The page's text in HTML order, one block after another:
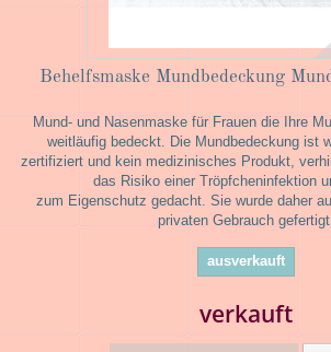
Behelfsmaske Mundbedeckung
Mund- und Nasenmaske für Frauen die Ihre
weitläufig bedeckt. Die Mundbedeckung ist
zertifiziert und kein medizinisches Produkt,
das Risiko einer Tröpfcheninfektion
zum Eigenschutz gedacht. Sie wurde daher
privaten Gebrauch gefertigt.
ausverkauft
verkauft